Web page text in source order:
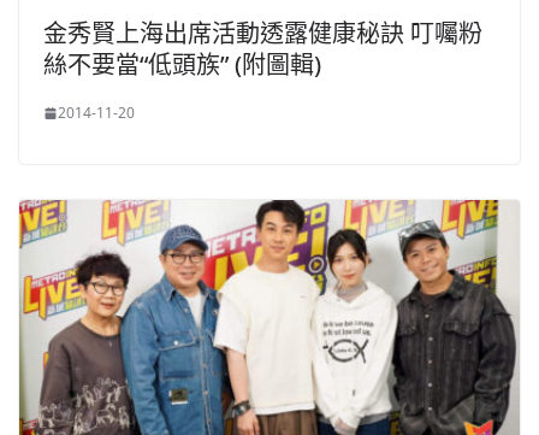
金秀賢上海出席活動透露健康秘訣 叮囑粉
絲不要當“低頭族” (附圖輯)
2014-11-20